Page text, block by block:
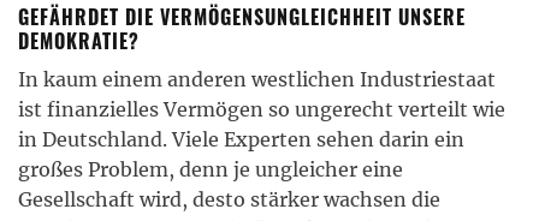
GEFÄHRDET DIE VERMÖGENSUNGLEICHHEIT UNSERE
DEMOKRATIE?
In kaum einem anderen westlichen Industriestaat
ist finanzielles Vermögen so ungerecht verteilt wie
in Deutschland. Viele Experten sehen darin ein
großes Problem, denn je ungleicher eine
Gesellschaft wird, desto stärker wachsen die